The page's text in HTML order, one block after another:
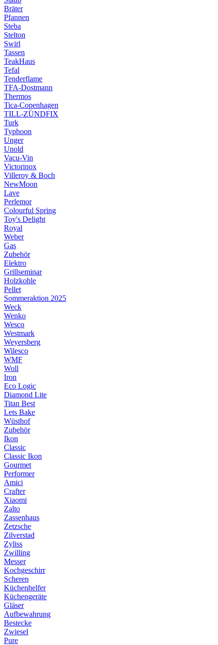
Bräter
Pfannen
Steba
Stelton
Swirl
Tassen
TeakHaus
Tefal
Tenderflame
TFA-Dostmann
Thermos
Tica-Copenhagen
TILL-ZÜNDFIX
Turk
Typhoon
Unger
Unold
Vacu-Vin
Victorinox
Villeroy & Boch
NewMoon
Lave
Perlemor
Colourful Spring
Toy's Delight
Royal
Weber
Gas
Zubehör
Elektro
Grillseminar
Holzkohle
Pellet
Sommeraktion 2025
Weck
Wenko
Wesco
Westmark
Weyersberg
Wilesco
WMF
Woll
Iron
Eco Logic
Diamond Lite
Titan Best
Lets Bake
Wüsthof
Zubehör
Ikon
Classic
Classic Ikon
Gourmet
Performer
Amici
Crafter
Xiaomi
Zalto
Zassenhaus
Zetzsche
Zilverstad
Zyliss
Zwilling
Messer
Kochgeschirr
Scheren
Küchenhelfer
Küchengeräte
Gläser
Aufbewahrung
Bestecke
Zwiesel
Pure